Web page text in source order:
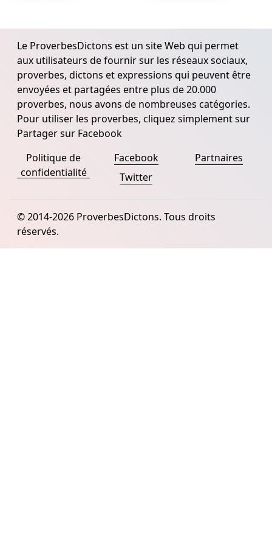
Le ProverbesDictons est un site Web qui permet
aux utilisateurs de fournir sur les réseaux sociaux,
proverbes, dictons et expressions qui peuvent être
envoyées et partagées entre plus de 20.000
proverbes, nous avons de nombreuses catégories.
Pour utiliser les proverbes, cliquez simplement sur
Partager sur Facebook
Politique de
confidentialité
Facebook
Twitter
Partnaires
© 2014-2026 ProverbesDictons. Tous droits
réservés.